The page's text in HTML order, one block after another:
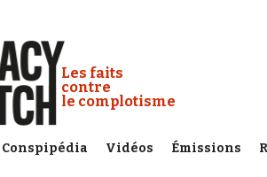
Conspiracy Watch :
Les faits
contre
le complotisme
Conspipédia Vidéos Émissions